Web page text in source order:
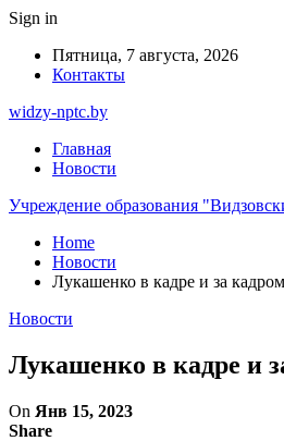
Sign in
Пятница, 7 августа, 2026
Контакты
widzy-nptc.by
Главная
Новости
Учреждение образования
Home
Новости
Лукашенко в кадре и за
Новости
Лукашенко в кадре и
On Янв 15, 2023
Share